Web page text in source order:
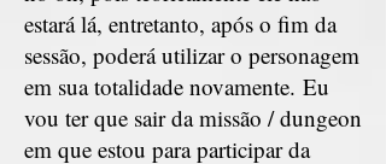
estará lá, entretanto, após o fim da
sessão, poderá utilizar o personagem
em sua totalidade novamente. Eu
vou ter que sair da missão / dungeon
em que estou para participar da